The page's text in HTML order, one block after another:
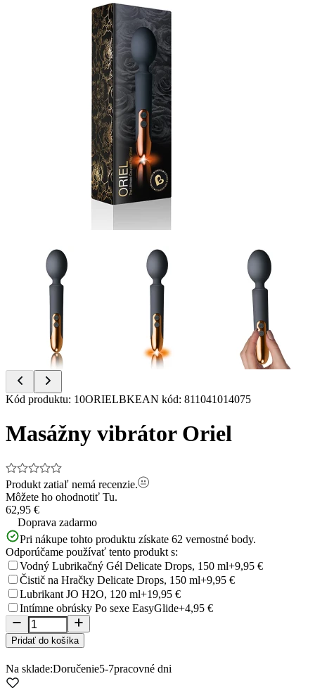
Item
of
Kód produktu: 10ORIELBKEAN kód: 811041014075
Masážny vibrátor Oriel
Produkt zatiaľ nemá recenzie.
Môžete ho ohodnotiť Tu.
62,95 €
Doprava zadarmo
Pri nákupe tohto produktu získate 62 vernostné body.
Odporúčame používať tento produkt s:
Vodný Lubrikačný Gél Delicate Drops, 150 ml+9,95 €
Čistič na Hračky Delicate Drops, 150 ml+9,95 €
Lubrikant JO H2O, 120 ml+19,95 €
Intímne obrúsky Po sexe EasyGlide+4,95 €
Pridať do košíka
Na sklade:Doručenie5-7pracovné dni